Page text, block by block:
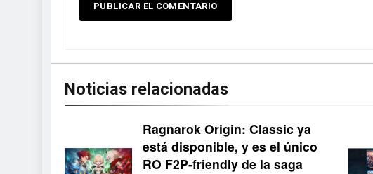
Noticias relacionadas
Ragnarok Origin: Classic ya
está disponible, y es el único
RO F2P-friendly de la saga